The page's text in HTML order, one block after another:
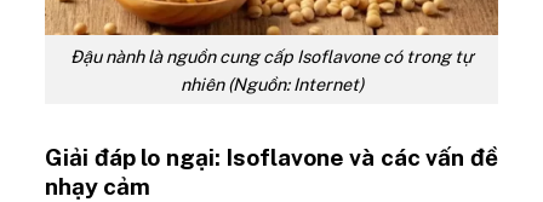
Đậu nành là nguồn cung cấp Isoflavone có trong tự
nhiên (Nguồn: Internet)
Giải đáp lo ngại: Isoflavone và các vấn đề
nhạy cảm